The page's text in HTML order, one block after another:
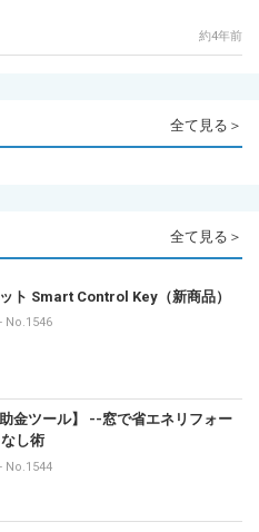
約4年前
全て見る＞
全て見る＞
ト Smart Control Key（新商品）
- No.1546
金ツール】 --窓で省エネリフォー
し術
- No.1544